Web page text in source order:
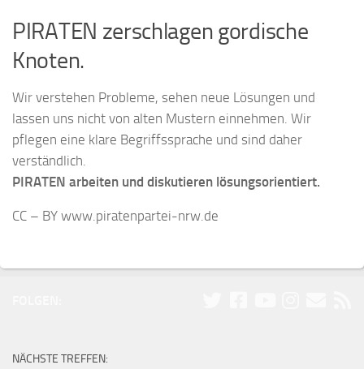
PIRATEN zerschlagen gordische
Knoten.
Wir verstehen Probleme, sehen neue Lösungen und
lassen uns nicht von alten Mustern einnehmen. Wir
pflegen eine klare Begriffssprache und sind daher
verständlich.
PIRATEN arbeiten und diskutieren lösungsorientiert.
CC – BY www.piratenpartei-nrw.de
NÄCHSTE TREFFEN: